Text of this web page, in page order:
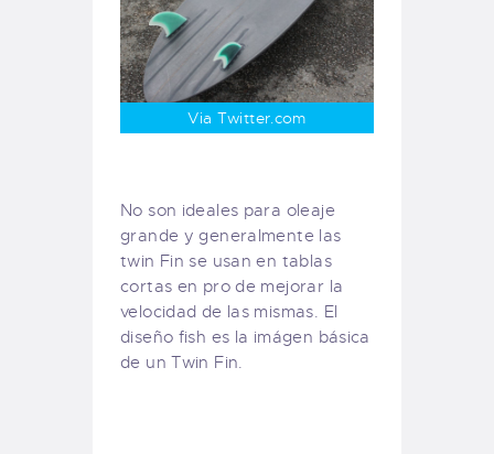
Via Twitter.com
No son ideales para oleaje
grande y generalmente las
twin Fin se usan en tablas
cortas en pro de mejorar la
velocidad de las mismas. El
diseño fish es la imágen básica
de un Twin Fin.